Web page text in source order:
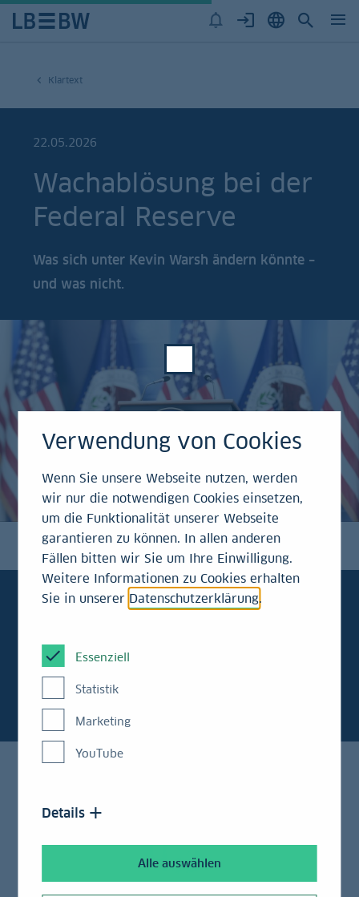
Klartext
22.05.2026
Wachablösung bei der
Federal Reserve
Was sich unter Kevin Warsh ändern könnte –
und was nicht.
Kraemers
Verwendung von Cookies
Wenn Sie unsere Webseite nutzen, werden
wir nur die notwendigen Cookies einsetzen,
um die Funktionalität unserer Webseite
garantieren zu können. In allen anderen
Fällen bitten wir Sie um Ihre Einwilligung.
Weitere Informationen zu Cookies erhalten
Sie in unserer Datenschutzerklärung.
Essenziell
Statistik
Marketing
YouTube
Details
Alle auswählen